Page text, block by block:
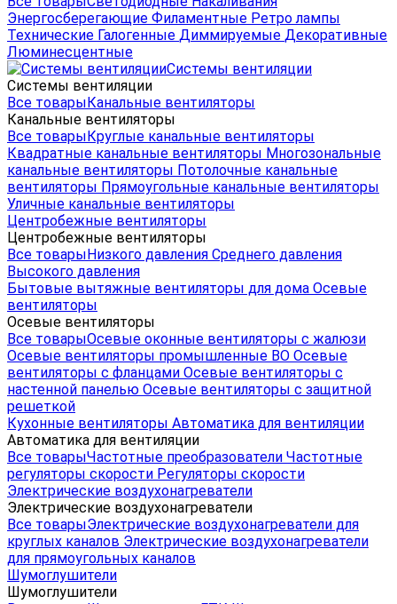
Энергосберегающие Филаментные Ретро лампы
Технические Галогенные Диммируемые Декоративные
Люминесцентные
Системы вентиляции
Системы вентиляции
Все товарыКанальные вентиляторы
Канальные вентиляторы
Все товарыКруглые канальные вентиляторы
Квадратные канальные вентиляторы Многозональные
канальные вентиляторы Потолочные канальные
вентиляторы Прямоугольные канальные вентиляторы
Уличные канальные вентиляторы
Центробежные вентиляторы
Центробежные вентиляторы
Все товарыНизкого давления Среднего давления
Высокого давления
Бытовые вытяжные вентиляторы для дома Осевые
вентиляторы
Осевые вентиляторы
Все товарыОсевые оконные вентиляторы с жалюзи
Осевые вентиляторы промышленные ВО Осевые
вентиляторы с фланцами Осевые вентиляторы с
настенной панелью Осевые вентиляторы с защитной
решеткой
Кухонные вентиляторы Автоматика для вентиляции
Автоматика для вентиляции
Все товарыЧастотные преобразователи Частотные
регуляторы скорости Регуляторы скорости
Электрические воздухонагреватели
Электрические воздухонагреватели
Все товарыЭлектрические воздухонагреватели для
круглых каналов Электрические воздухонагреватели
для прямоугольных каналов
Шумоглушители
Шумоглушители